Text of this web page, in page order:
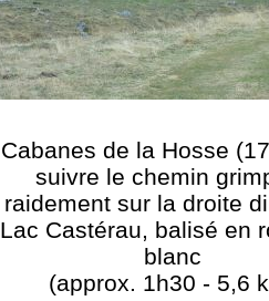
Cabanes de la Hosse
suivre le chemin
raidement sur la droite
Lac Castérau, balisé en
blanc
(approx. 1h30 - 5,6